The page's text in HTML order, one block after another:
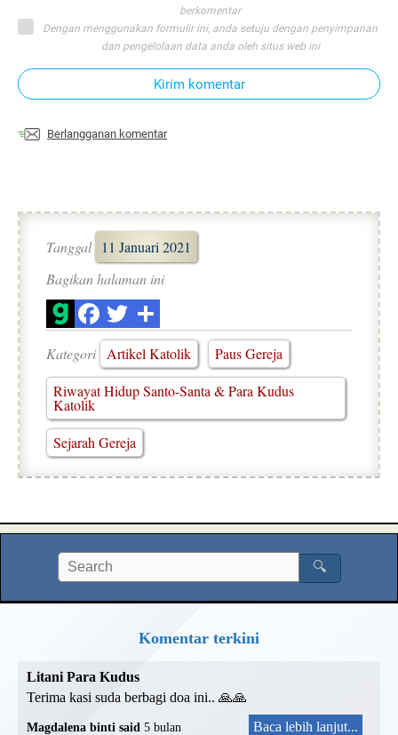
berkomentar
Dengan menggunakan formulir ini, anda setuju dengan penyimpanan
dan pengelolaan data anda oleh situs web ini
Kirim komentar
Berlangganan komentar
Tanggal 11 Januari 2021
Bagikan halaman ini
Kategori Artikel Katolik
Paus Gereja
Riwayat Hidup Santo-Santa & Para Kudus
Katolik
Sejarah Gereja
🔍
Komentar terkini
Litani Para Kudus
Terima kasi suda berbagi doa ini.. 🙏🙏
Magdalena binti said 5 bulan Baca lebih lanjut...